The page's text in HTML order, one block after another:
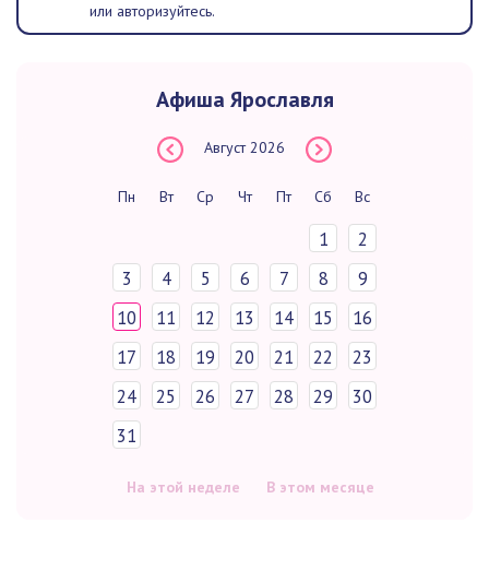
или авторизуйтесь.
Афиша Ярославля
Август 2026
Пн Вт Ср Чт Пт Сб Вс
1
2
3
4 5 6 7 8
9
10
11 12 13 14 15
16
17
18 19 20 21 22
23
24
25 26 27 28 29
30
31
На этой неделе В этом месяце